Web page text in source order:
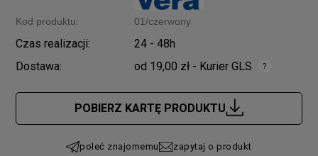
Kod produktu: 01/czerwony
Czas realizacji:
24 - 48h
Dostawa:
od 19,00 zł - Kurier GLS
Cena nie zawiera ewentualnych kosztów płatności
POBIERZ KARTĘ PRODUKTU
poleć znajomemu zapytaj o produkt